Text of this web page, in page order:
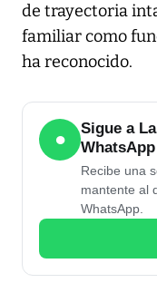
de trayectoria
familiar como
ha reconocido.
●
Sigue a
WhatsApp
Recibe una
mantente al
WhatsApp.